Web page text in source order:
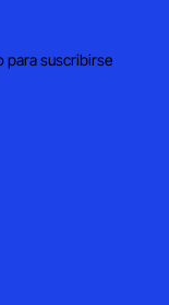
para suscribirse